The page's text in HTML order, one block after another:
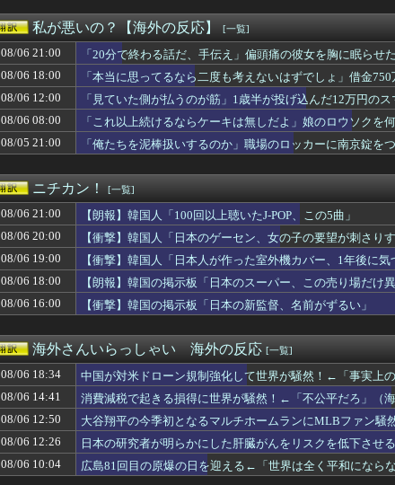
韓国人「暑すぎる韓国、100年ぶりに日本の最高気温を超えた」「大変な
韓国人「トヨタが2027年に次世代ハイブリッドバッテリーを導入へ！最
韓国人「大谷、25号・26号マルチホームランの大活躍！」→「日本人打
海外「救急外来の受付で自分の名前が言えなかった」人生で一番痛かっ
【海外の反応】中東の女性がヒジャブで隠されているのは彼女たちが完
大谷翔平が今永昇太から打った第25号先頭打者ホームランに全米騒然！
海外「日本人は備えている」東京で防災グッズの売り上げが急増したこ
韓国、日本で韓国籍のインフルエンサーが7台の車に当て逃げして逮捕さ
【海外の反応】日本から軽トラックを輸入するための手続きを教えるぞ！
大谷翔平 カブス今永から弾丸ライナー25号先頭打者ホームラン！ 海外の
韓国人「韓国版モヤさまが面白い！息子さんですか？えええええっ？？
大谷翔平が今季初の1試合2本！第26号2ランにMLBファン騒然！←「美し
【海外の反応】日本の驚くべき清潔さに世界が感嘆！「日本人は無臭」の
大谷翔平が今永昇太から第25号先頭打者ホームラン！←「GOAT」（海外
海外「日本人がアメリカに対してとても良いことを言ってくれているぞ
大谷・山本・佐々木の影響でLAの赤ちゃんの名前に変化は起きている？←
【ウズベキスタン-ソ連】内陸国は大変だよ【ポーランドボール】
韓国人「韓国産のお菓子を味わった外国人の素直なリアクションがこち
#韓国記事翻訳 『1年半不在だった駐韓アメリカ大使が韓国系になった
海外の反応：韓国が防衛白書の竹島記述に抗議
韓国人「日本で創業100年を迎えたパンケーキ屋のクオリティをご覧く
海外「日本の電車旅で最高に気分を上げてくれるものがコレ！」→「分か
AI「物の使い方を真剣に間違えてる人間を生成してみたｗｗｗｗ」
大阪で起きた警察官による発砲に世界が騒然！←「日本がアメリカ化し
海外「全部日本の真似だったのか…」 日本の普通のテレビ番組が最新
海外「まるでトランプ」FIFAがW杯開催都市と結んだ約束を守らないこ
韓国人「海上自衛隊護衛艦ちょうかいによるトマホーク巡航ミサイルの
外国人「2026年バロンドールは誰が受賞すべき?」エンバペ、今季無冠で
私が悪いの？【海外の反応】 [一覧]
08/06 21:00
「20分で終わる話だ、手伝え」偏頭痛の彼女を胸に眠ら
08/06 18:00
「本当に思ってるなら二度も考えないはずでしょ」借金
08/06 12:00
「見ていた側が払うのが筋」1歳半が投げ込んだ12万円の
08/06 08:00
「これ以上続けるならケーキは無しだよ」娘のロウソク
08/05 21:00
「俺たちを泥棒扱いするのか」職場のロッカーに南京錠を
ニチカン！ [一覧]
08/06 21:00
【朗報】韓国人「100回以上聴いたJ-POP、この5曲」
08/06 20:00
【衝撃】韓国人「日本のゲーセン、女の子の要望が刺さりす
08/06 19:00
【衝撃】韓国人「日本人が作った室外機カバー、1年後に気
08/06 18:00
【朗報】韓国の掲示板「日本のスーパー、この売り場だけ異
08/06 16:00
【衝撃】韓国の掲示板「日本の新監督、名前がずるい」
海外さんいらっしゃい 海外の反応 [一覧]
08/06 18:34
中国が対米ドローン規制強化して世界が騒然！←「事実上
08/06 14:41
消費減税で起きる損得に世界が騒然！←「不公平だろ」（海
08/06 12:50
大谷翔平の今季初となるマルチホームランにMLBファン騒
08/06 12:26
日本の研究者が明らかにした肝臓がんをリスクを低下さ
応）
08/06 10:04 広島81回目の原爆の日を迎える←「世界は全く平和になら